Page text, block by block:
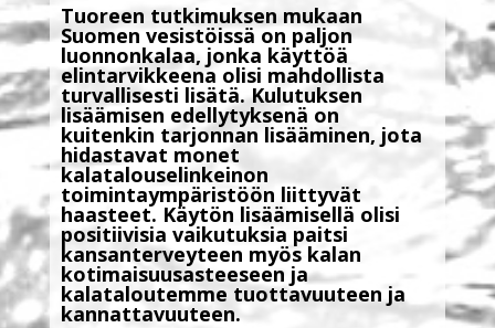
Tuoreen tutkimuksen mukaan
Suomen vesistöissä on paljon
luonnonkalaa, jonka käyttöä
elintarvikkeena olisi mahdollista
turvallisesti lisätä. Kulutuksen
lisäämisen edellytyksenä on
kuitenkin tarjonnan lisääminen, jota
hidastavat monet
kalatalouselinkeinon
toimintaympäristöön liittyvät
haasteet. Käytön lisäämisellä olisi
positiivisia vaikutuksia paitsi
kansanterveyteen myös kalan
kotimaisuusasteeseen ja
kalataloutemme tuottavuuteen ja
kannattavuuteen.